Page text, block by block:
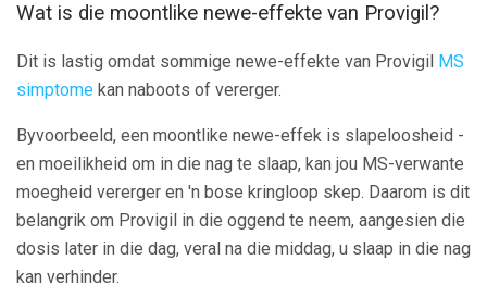
Wat is die moontlike newe-effekte van Provigil?
Dit is lastig omdat sommige newe-effekte van Provigil MS
simptome kan naboots of vererger.
Byvoorbeeld, een moontlike newe-effek is slapeloosheid -
en moeilikheid om in die nag te slaap, kan jou MS-verwante
moegheid vererger en 'n bose kringloop skep. Daarom is dit
belangrik om Provigil in die oggend te neem, aangesien die
dosis later in die dag, veral na die middag, u slaap in die nag
kan verhinder.